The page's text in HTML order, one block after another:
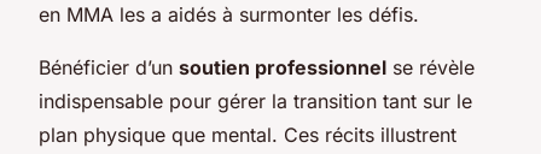
en MMA les a aidés à surmonter les défis.
Bénéficier d’un soutien professionnel se révèle
indispensable pour gérer la transition tant sur le
plan physique que mental. Ces récits illustrent